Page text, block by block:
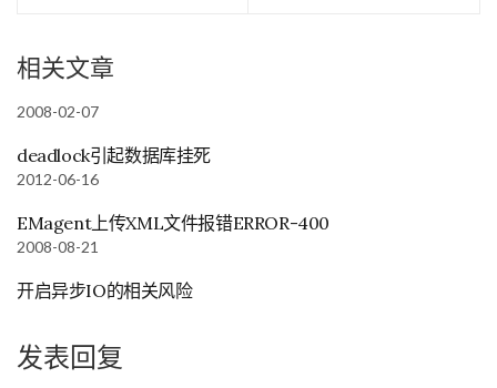
相关文章
2008-02-07
deadlock引起数据库挂死
2012-06-16
EMagent上传XML文件报错ERROR-400
2008-08-21
开启异步IO的相关风险
发表回复